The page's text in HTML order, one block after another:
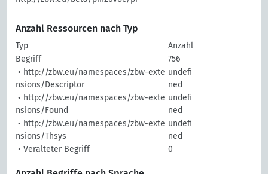
Anzahl Ressourcen nach Typ
Typ
Anzahl
Begriff
756
• http://zbw.eu/namespaces/zbw-exte
nsions/Descriptor
undefi
ned
• http://zbw.eu/namespaces/zbw-exte
nsions/Found
undefi
ned
• http://zbw.eu/namespaces/zbw-exte
nsions/Thsys
undefi
ned
• Veralteter Begriff
0